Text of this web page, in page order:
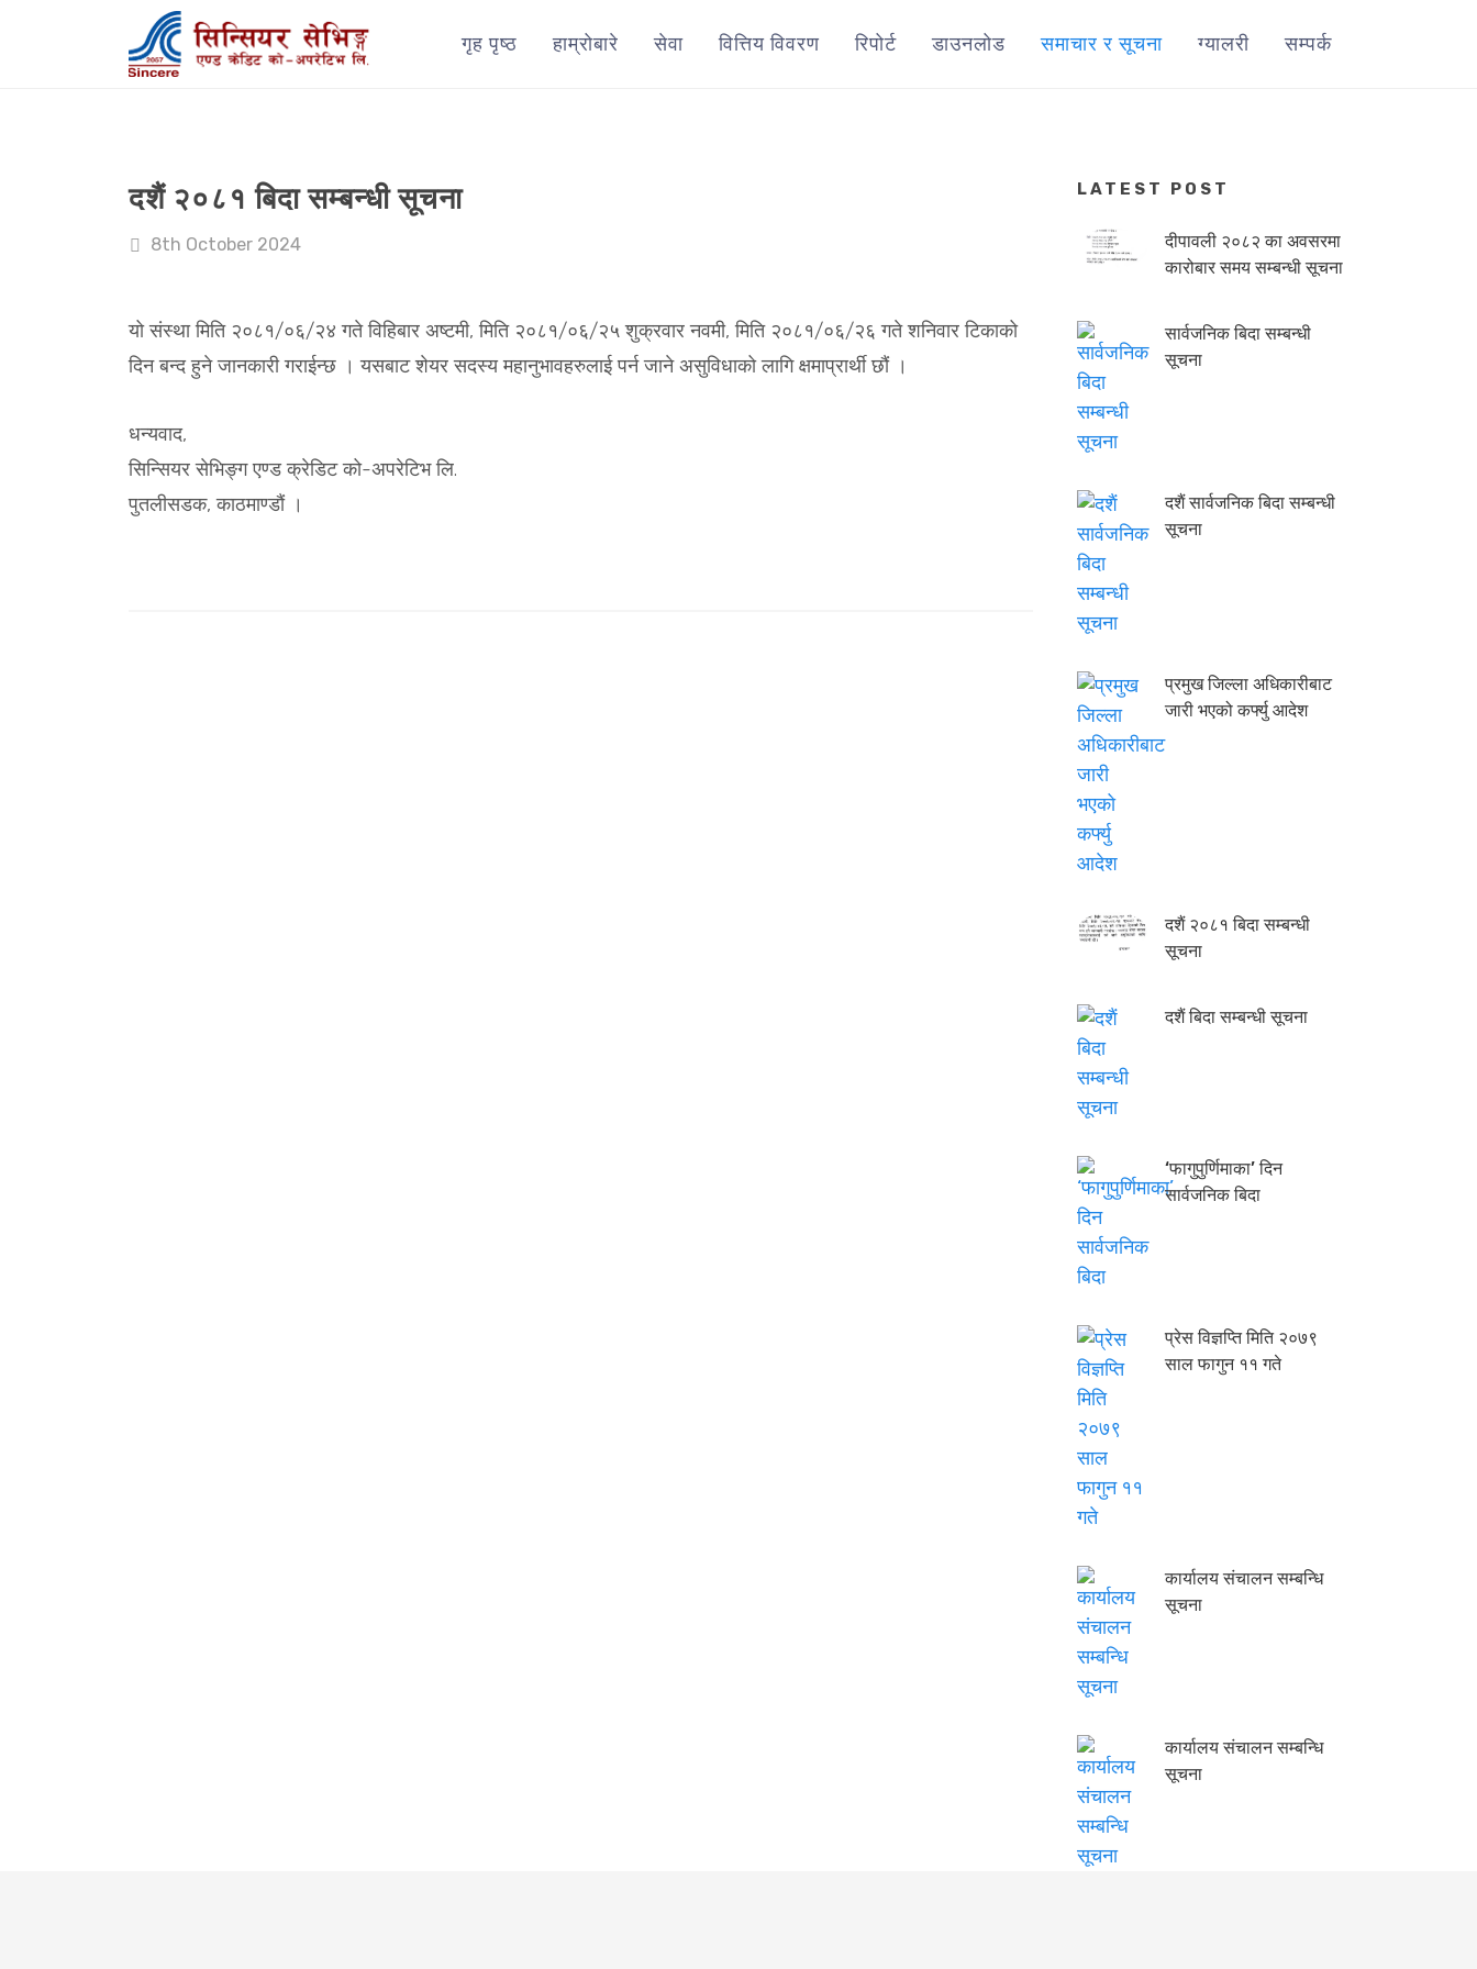
गृह पृष्ठ हाम्रोबारे सेवा वित्तिय विवरण रिपोर्ट डाउनलोड समाचार र सूचना ग्यालरी सम्पर्क
दशैं २०८१ बिदा सम्बन्धी सूचना
8th October 2024
यो संस्था मिति २०८१/०६/२४ गते विहिबार अष्टमी, मिति २०८१/०६/२५ शुक्रवार नवमी, मिति २०८१/०६/२६ गते शनिवार टिकाको
दिन बन्द हुने जानकारी गराईन्छ । यसबाट शेयर सदस्य महानुभावहरुलाई पर्न जाने असुविधाको लागि क्षमाप्रार्थी छौं ।
धन्यवाद,
सिन्सियर सेभिङ्ग एण्ड क्रेडिट को-अपरेटिभ लि.
पुतलीसडक, काठमाण्डौं ।
LATEST POST
दीपावली २०८२ का अवसरमा
कारोबार समय सम्बन्धी सूचना
सार्वजनिक बिदा सम्बन्धी
सूचना
दशैं सार्वजनिक बिदा सम्बन्धी
सूचना
प्रमुख जिल्ला अधिकारीबाट
जारी भएको कर्फ्यु आदेश
दशैं २०८१ बिदा सम्बन्धी
सूचना
दशैं बिदा सम्बन्धी सूचना
‘फागुपुर्णिमाका’ दिन
सार्वजनिक बिदा
प्रेस विज्ञप्ति मिति २०७९
साल फागुन ११ गते
कार्यालय संचालन सम्बन्धि
सूचना
कार्यालय संचालन सम्बन्धि
सूचना